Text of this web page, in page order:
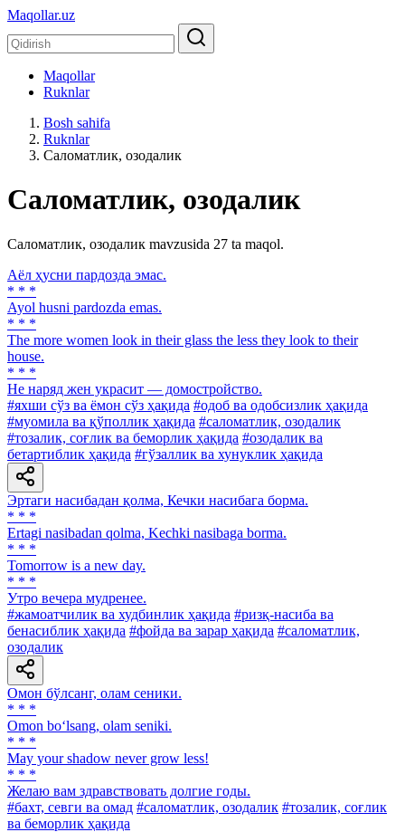
Maqollar.uz
Maqollar
Ruknlar
Bosh sahifa
Ruknlar
Саломатлик, озодалик
Саломатлик, озодалик
Саломатлик, озодалик mavzusida 27 ta maqol.
Аёл ҳусни пардозда эмас.
* * *
Ayol husni pardozda emas.
* * *
The more women look in their glass the less they look to their
house.
* * *
He наряд жен украсит — домостройство.
#яхши сўз ва ёмон сўз ҳақида #одоб ва одобсизлик ҳақида
#муомила ва қўполлик ҳақида #саломатлик, озодалик
#тозалик, соғлик ва беморлик ҳақида #озодалик ва
бетартиблик ҳақида #гўзаллик ва хунуклик ҳақида
Эртаги насибадан қолма, Кечки насибага борма.
* * *
Ertagi nasibadan qolma, Kechki nasibaga borma.
* * *
Tomorrow is a new day.
* * *
Утро вечера мудренее.
#жамоатчилик ва худбинлик ҳақида #ризқ-насиба ва
бенасиблик ҳақида #фойда ва зарар ҳақида #саломатлик,
озодалик
Омон бўлсанг, олам сеники.
* * *
Omon bo‘lsang, olam seniki.
* * *
May your shadow never grow less!
* * *
Желаю вам здравствовать долгие годы.
#бахт, севги ва омад #саломатлик, озодалик #тозалик, соғлик
ва беморлик ҳақида